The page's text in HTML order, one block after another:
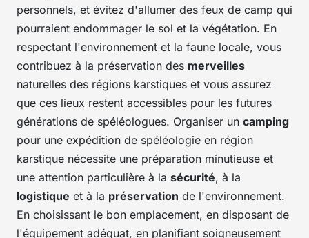
personnels, et évitez d'allumer des feux de camp qui
pourraient endommager le sol et la végétation. En
respectant l'environnement et la faune locale, vous
contribuez à la préservation des merveilles
naturelles des régions karstiques et vous assurez
que ces lieux restent accessibles pour les futures
générations de spéléologues. Organiser un camping
pour une expédition de spéléologie en région
karstique nécessite une préparation minutieuse et
une attention particulière à la sécurité, à la
logistique et à la préservation de l'environnement.
En choisissant le bon emplacement, en disposant de
l'équipement adéquat, en planifiant soigneusement